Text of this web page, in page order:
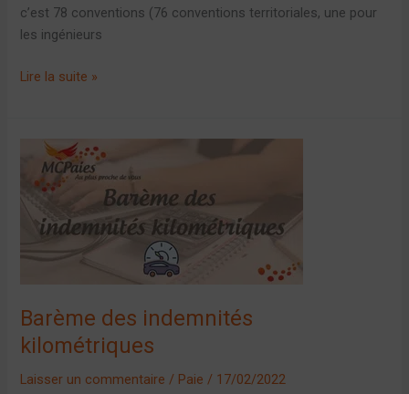
c’est 78 conventions (76 conventions territoriales, une pour
les ingénieurs
Lire la suite »
Barème des indemnités
kilométriques
Laisser un commentaire / Paie / 17/02/2022
Barème
indemnités
kilométriques